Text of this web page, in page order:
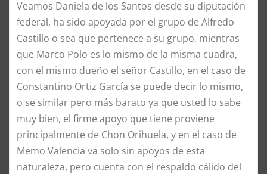
​Veamos Daniela de los Santos desde su diputación
federal, ha sido apoyada por el grupo de Alfredo
Castillo o sea que pertenece a su grupo, mientras
que Marco Polo es lo mismo de la misma cuadra,
con el mismo dueño el señor Castillo, en el caso de
Constantino Ortiz García se puede decir lo mismo,
o se similar pero más barato ya que usted lo sabe
muy bien, el firme apoyo que tiene proviene
principalmente de Chon Orihuela, y en el caso de
Memo Valencia va solo sin apoyos de esta
naturaleza, pero cuenta con el respaldo cálido del